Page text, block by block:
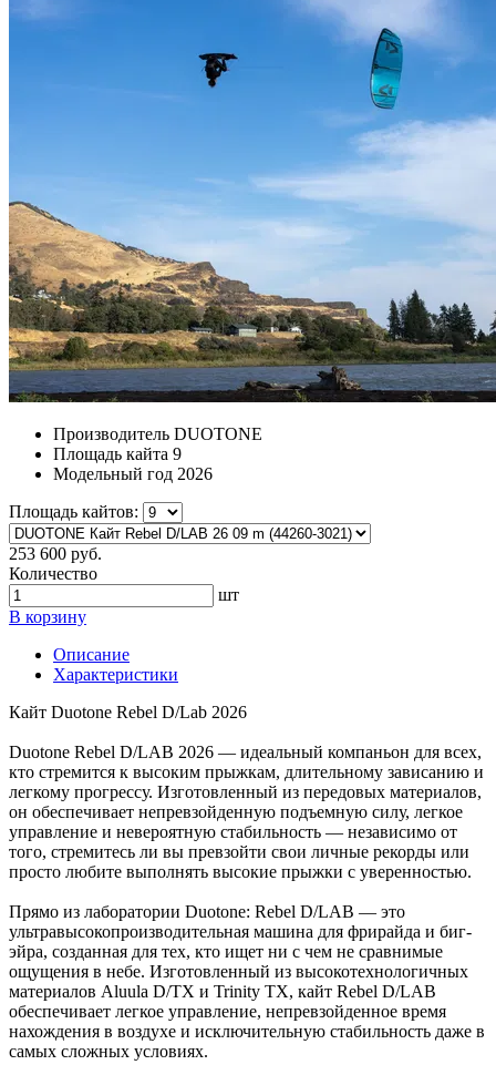
Производитель DUOTONE
Площадь кайта 9
Модельный год 2026
Площадь кайтов:
253 600 руб.
Количество
шт
В корзину
Описание
Характеристики
Кайт Duotone Rebel D/Lab 2026
Duotone Rebel D/LAB 2026 — идеальный компаньон для всех,
кто стремится к высоким прыжкам, длительному зависанию и
легкому прогрессу. Изготовленный из передовых материалов,
он обеспечивает непревзойденную подъемную силу, легкое
управление и невероятную стабильность — независимо от
того, стремитесь ли вы превзойти свои личные рекорды или
просто любите выполнять высокие прыжки с уверенностью.
Прямо из лаборатории Duotone: Rebel D/LAB — это
ультравысокопроизводительная машина для фрирайда и биг-
эйра, созданная для тех, кто ищет ни с чем не сравнимые
ощущения в небе. Изготовленный из высокотехнологичных
материалов Aluula D/TX и Trinity TX, кайт Rebel D/LAB
обеспечивает легкое управление, непревзойденное время
нахождения в воздухе и исключительную стабильность даже в
самых сложных условиях.